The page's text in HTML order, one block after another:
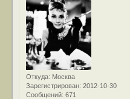
Откуда: Москва
Зарегистрирован: 2012-10-30
Сообщений: 671